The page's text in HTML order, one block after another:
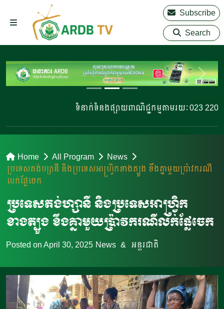
Subscribe
Search
ទំនាក់ទំនងផ្សាយពាណិជ្ជកម្មតាមរយៈ 023 220
Home All Program
News
ប្រទេសតង់ហ្សានី​ និងប្រទេសអាហ្វ្រិកខាងត្បួង ខឹងគ្នាមួយប្រ៉ាវករណី
លក់ផ្លែចេក
ប្រទេសតង់ហ្សានី​ និងប្រទេសអាហ្វ្រិក
ខាងត្បួង ខឹងគ្នាមួយប្រ៉ាវករណីលក់ផ្លែចេក
Posted on April 30, 2025 News & អន្តរជាតិ